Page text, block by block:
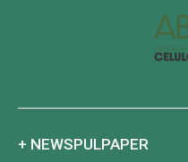
+ NEWSPULPAPER